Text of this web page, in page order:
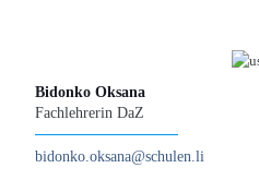
Bidonko Oksana
Fachlehrerin DaZ
bidonko.oksana@­­schulen.li